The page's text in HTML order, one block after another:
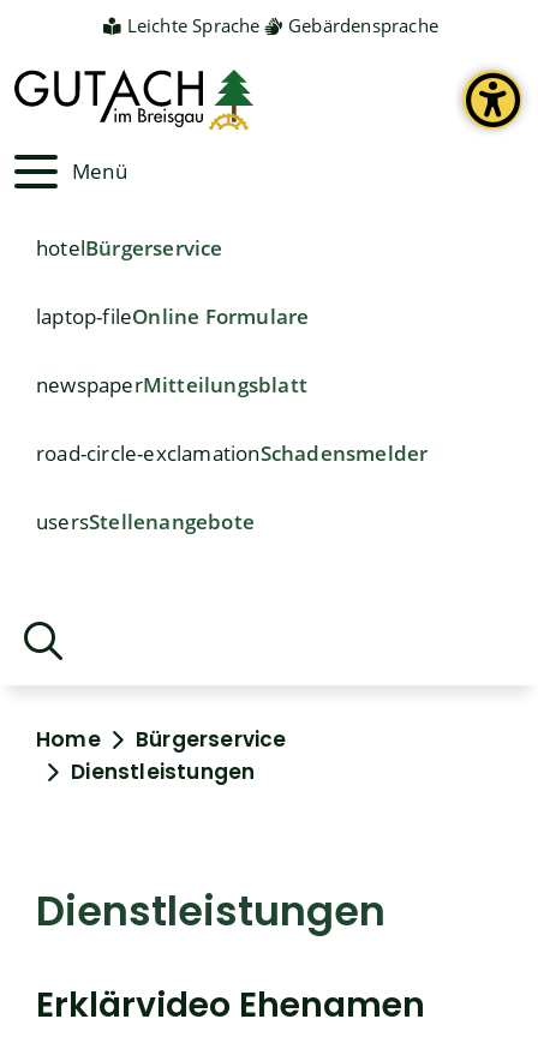
Leichte Sprache Gebärdensprache
Menü
hotelBürgerservice
laptop-fileOnline Formulare
newspaperMitteilungsblatt
road-circle-exclamationSchadensmelder
usersStellenangebote
Home
Bürgerservice
Dienstleistungen
Dienstleistungen
Erklärvideo Ehenamen